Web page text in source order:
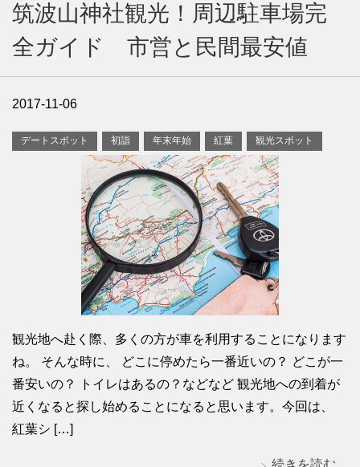
筑波山神社観光！周辺駐車場完
全ガイド 市営と民間最安値
2017-11-06
デートスポット 初詣 年末年始 紅葉 観光スポット
観光地へ赴く際、多くの方が車を利用することになります
ね。 そんな時に、 どこに停めたら一番近いの？ どこが一
番安いの？ トイレはあるの？などなど 観光地への到着が
近くなると探し始めることになると思います。今回は、
紅葉シ […]
続きを読む